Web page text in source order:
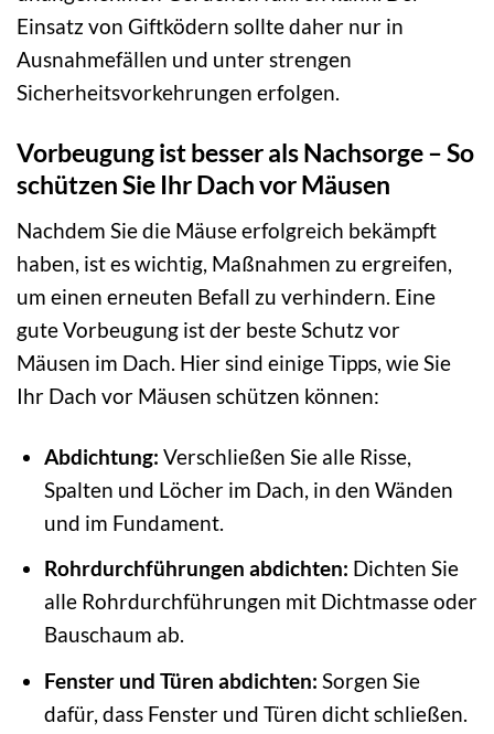
Einsatz von Giftködern sollte daher nur in
Ausnahmefällen und unter strengen
Sicherheitsvorkehrungen erfolgen.
Vorbeugung ist besser als Nachsorge – So
schützen Sie Ihr Dach vor Mäusen
Nachdem Sie die Mäuse erfolgreich bekämpft
haben, ist es wichtig, Maßnahmen zu ergreifen,
um einen erneuten Befall zu verhindern. Eine
gute Vorbeugung ist der beste Schutz vor
Mäusen im Dach. Hier sind einige Tipps, wie Sie
Ihr Dach vor Mäusen schützen können:
Abdichtung: Verschließen Sie alle Risse,
Spalten und Löcher im Dach, in den Wänden
und im Fundament.
Rohrdurchführungen abdichten: Dichten Sie
alle Rohrdurchführungen mit Dichtmasse oder
Bauschaum ab.
Fenster und Türen abdichten: Sorgen Sie
dafür, dass Fenster und Türen dicht schließen.